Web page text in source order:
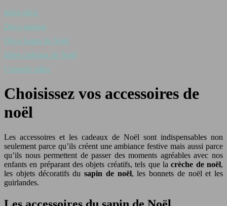
Idées déco
Déco maison
Déco Sapin de Noël
Idées cadeaux de Noël
Conseils utiles
Choisissez vos accessoires de
noël
Les accessoires et les cadeaux de Noël sont indispensables non
seulement parce qu’ils créent une ambiance festive mais aussi parce
qu’ils nous permettent de passer des moments agréables avec nos
enfants en préparant des objets créatifs, tels que lacrèche de noël,
les objets décoratifs du sapin de noël, les bonnets de noël et les
guirlandes.